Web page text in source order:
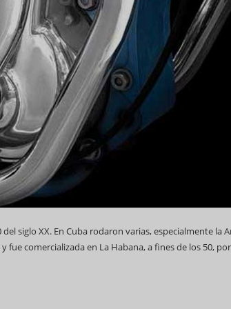
siglo XX. En Cuba rodaron varias, especialmente la
fue comercializada en La Habana, a fines de los 50,